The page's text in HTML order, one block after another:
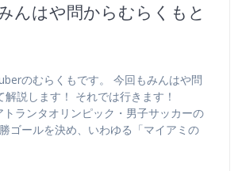
んはや問からむらくもと
のむらくもです。 今回もみんはや問
解説します！ それでは行きます！
ランタオリンピック・男子サッカーの
ゴールを決め、いわゆる「マイアミの